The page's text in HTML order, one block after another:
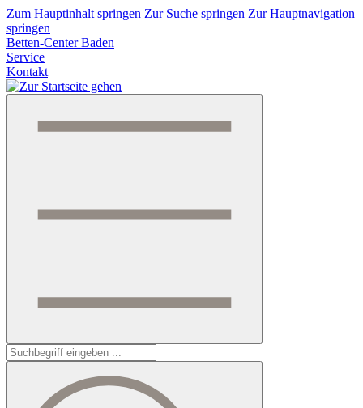
Zum Hauptinhalt springen Zur Suche springen Zur Hauptnavigation
springen
Betten-Center Baden
Service
Kontakt